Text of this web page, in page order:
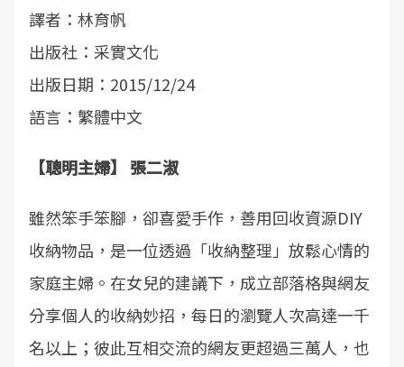
譯者：林育帆
出版社：采實文化
出版日期：2015/12/24
語言：繁體中文
【聰明主婦】 張二淑
雖然笨手笨腳，卻喜愛手作，善用回收資源DIY
收納物品，是一位透過「收納整理」放鬆心情的
家庭主婦。在女兒的建議下，成立部落格與網友
分享個人的收納妙招，每日的瀏覽人次高達一千
名以上；彼此互相交流的網友更超過三萬人，也